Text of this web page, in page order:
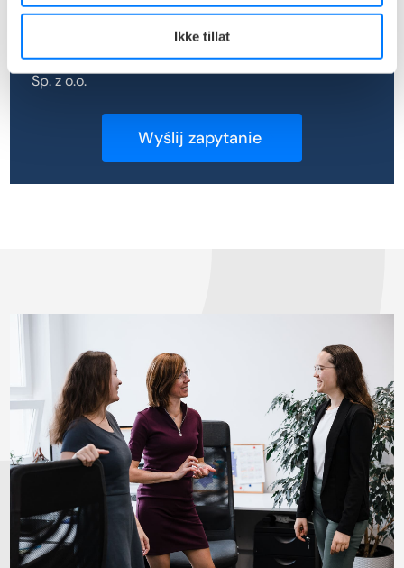
Ikke tillat
Sp. z o.o. w celu przedstawienia oferty na usługi
konsultingowe i outsourcingowe. Oświadczam, że
akceptuję warunkiPolityki PrywatnościNorEkspert
Sp. z o.o.